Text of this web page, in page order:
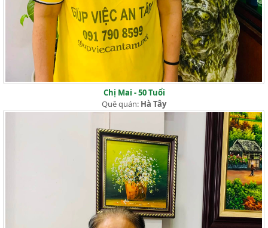
Chị Mai - 50 Tuổi
Quê quán: Hà Tây